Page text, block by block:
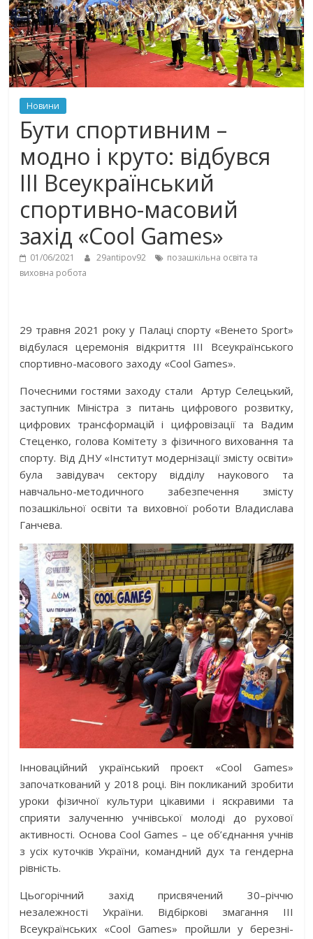
Новини
Бути спортивним –
модно і круто: відбувся
ІІІ Всеукраїнський
спортивно-масовий
захід «Cool Games»
01/06/2021 29antipov92
позашкільна освіта та
виховна робота
29 травня 2021 року у Палаці спорту «Венето Sport»
відбулася церемонія відкриття ІІІ Всеукраїнського
спортивно-масового заходу «Cool Games».
Почесними гостями заходу стали Артур Селецький,
заступник Міністра з питань цифрового розвитку,
цифрових трансформацій і цифровізації та Вадим
Стеценко, голова Комітету з фізичного виховання та
спорту. Від ДНУ «Інститут модернізації змісту освіти»
була завідувач сектору відділу наукового та
навчально-методичного забезпечення змісту
позашкільної освіти та виховної роботи Владислава
Ганчева.
Інноваційний український проєкт «Cool Games»
започаткований у 2018 році. Він покликаний зробити
уроки фізичної культури цікавими і яскравими та
сприяти залученню учнівської молоді до рухової
активності. Основа Cool Games – це об’єднання учнів
з усіх куточків України, командний дух та гендерна
рівність.
Цьогорічний захід присвячений 30–річчю
незалежності України. Відбіркові змагання ІІІ
Всеукраїнських «Cool Games» пройшли у березні-